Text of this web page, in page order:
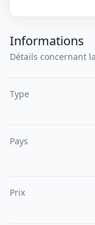
Informations
Détails concernant
Type
Pays
Prix